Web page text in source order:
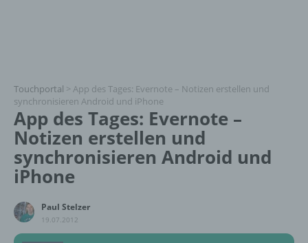
Touchportal > App des Tages: Evernote – Notizen erstellen und
synchronisieren Android und iPhone
App des Tages: Evernote –
Notizen erstellen und
synchronisieren Android und
iPhone
Paul Stelzer
19.07.2012